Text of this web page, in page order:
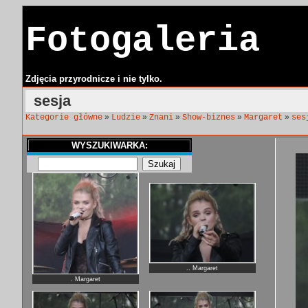
Fotogaleria
Zdjęcia przyrodnicze i nie tylko.
sesja
Kategorie główne » Ludzie » Znani » Show-biznes » Margaret »
WYSZUKIWARKA:
. Margaret
.. Margaret